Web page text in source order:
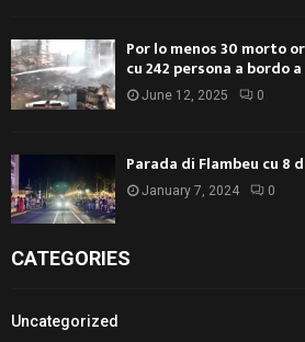
Por lo menos 30 morto
cu 242 persona a bordo
June 12, 2025 0
Parada di Flambeu cu 8
January 7, 2024 0
CATEGORIES
Uncategorized